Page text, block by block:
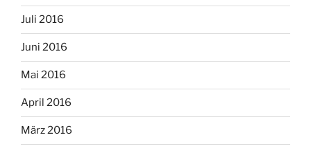
Juli 2016
Juni 2016
Mai 2016
April 2016
März 2016